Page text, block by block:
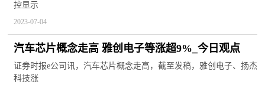
控显示
2023-07-04
汽车芯片概念走高 雅创电子等涨超9%_今日观点
证券时报e公司讯，汽车芯片概念走高，截至发稿，雅创电子、扬杰
科技涨